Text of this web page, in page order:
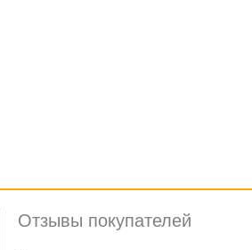
Отзывы покупателей